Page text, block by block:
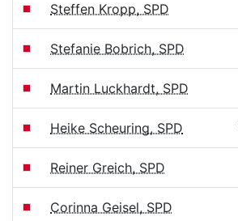
Steffen Kropp, SPD
Stefanie Bobrich, SPD
Martin Luckhardt, SPD
Heike Scheuring, SPD
Reiner Greich, SPD
Corinna Geisel, SPD